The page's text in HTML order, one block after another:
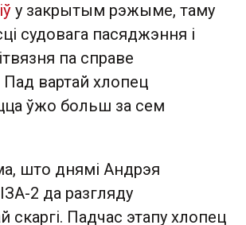
у закрытым рэжыме, таму
судовага пасяджэння і
па справе
вартай хлопец
ўжо больш за сем
што днямі Андрэя
2 да разгляду
скаргі. Падчас этапу хлопец